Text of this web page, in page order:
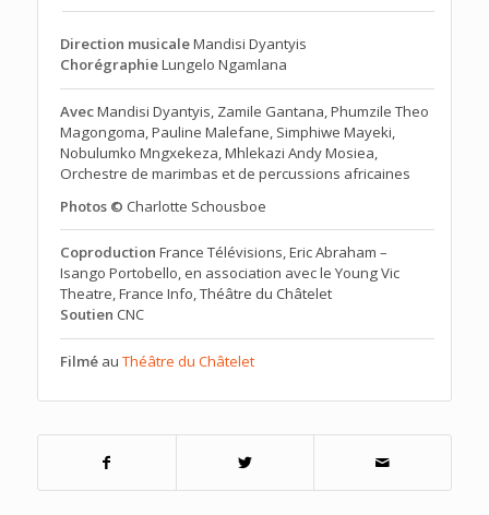
Direction musicaleMandisi Dyantyis
ChorégraphieLungelo Ngamlana
AvecMandisi Dyantyis, Zamile Gantana, Phumzile Theo
Magongoma, Pauline Malefane, Simphiwe Mayeki,
Nobulumko Mngxekeza, Mhlekazi Andy Mosiea,
Orchestre de marimbas et de percussions africaines
Photos © Charlotte Schousboe
Coproduction France Télévisions, Eric Abraham –
Isango Portobello, en association avec le Young Vic
Theatre, France Info, Théâtre du Châtelet
Soutien CNC
Filméau Théâtre du Châtelet